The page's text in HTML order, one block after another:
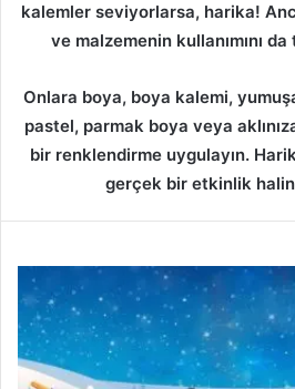
kalemler seviyorlarsa, harika!
ve malzemenin kullanımını
Onlara boya, boya kalemi,
pastel, parmak boya veya
bir renklendirme uygulayın.
gerçek bir etkinlik